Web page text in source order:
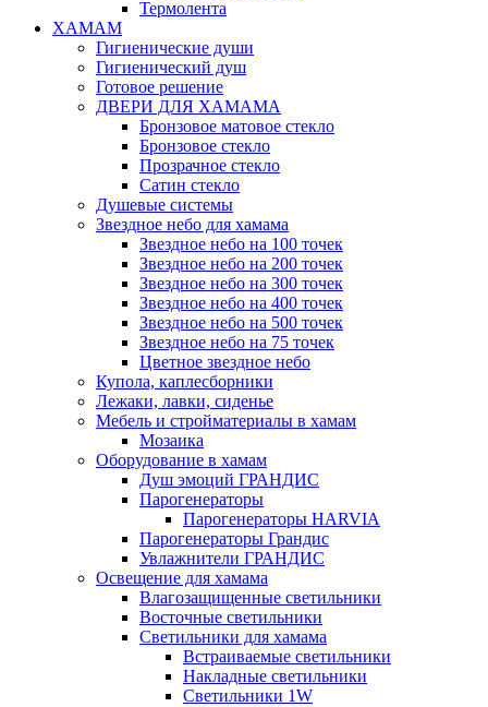
Термолента
ХАМАМ
Гигиенические души
Гигиенический душ
Готовое решение
ДВЕРИ ДЛЯ ХАМАМА
Бронзовое матовое стекло
Бронзовое стекло
Прозрачное стекло
Сатин стекло
Душевые системы
Звездное небо для хамама
Звездное небо на 100 точек
Звездное небо на 200 точек
Звездное небо на 300 точек
Звездное небо на 400 точек
Звездное небо на 500 точек
Звездное небо на 75 точек
Цветное звездное небо
Купола, каплесборники
Лежаки, лавки, сиденье
Мебель и стройматериалы в хамам
Мозаика
Оборудование в хамам
Душ эмоций ГРАНДИС
Парогенераторы
Парогенераторы HARVIA
Парогенераторы Грандис
Увлажнители ГРАНДИС
Освещение для хамама
Влагозащищенные светильники
Восточные светильники
Светильники для хамама
Встраиваемые светильники
Накладные светильники
Светильники 1W